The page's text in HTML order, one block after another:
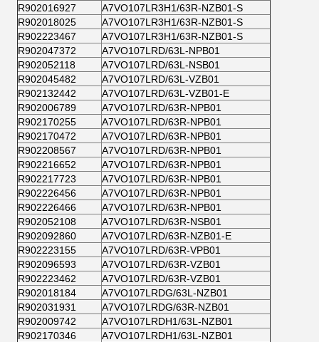
R902016927
A7VO107LR3H1/63R-NZB01-S
R902018025
A7VO107LR3H1/63R-NZB01-S
R902223467
A7VO107LR3H1/63R-NZB01-S
R902047372
A7VO107LRD/63L-NPB01
R902052118
A7VO107LRD/63L-NSB01
R902045482
A7VO107LRD/63L-VZB01
R902132442
A7VO107LRD/63L-VZB01-E
R902006789
A7VO107LRD/63R-NPB01
R902170255
A7VO107LRD/63R-NPB01
R902170472
A7VO107LRD/63R-NPB01
R902208567
A7VO107LRD/63R-NPB01
R902216652
A7VO107LRD/63R-NPB01
R902217723
A7VO107LRD/63R-NPB01
R902226456
A7VO107LRD/63R-NPB01
R902226466
A7VO107LRD/63R-NPB01
R902052108
A7VO107LRD/63R-NSB01
R902092860
A7VO107LRD/63R-NZB01-E
R902223155
A7VO107LRD/63R-VPB01
R902096593
A7VO107LRD/63R-VZB01
R902223462
A7VO107LRD/63R-VZB01
R902018184
A7VO107LRDG/63L-NZB01
R902031931
A7VO107LRDG/63R-NZB01
R902009742
A7VO107LRDH1/63L-NZB01
R902170346
A7VO107LRDH1/63L-NZB01